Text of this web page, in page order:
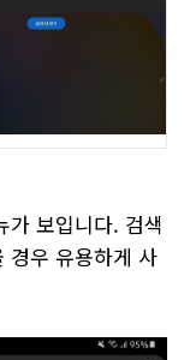
가 보입니다. 검색
경우 유용하게 사